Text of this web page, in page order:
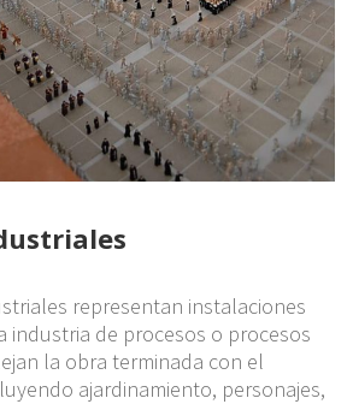
representan instalaciones
industria de procesos o procesos
la obra terminada con el
ajardinamiento, personajes,